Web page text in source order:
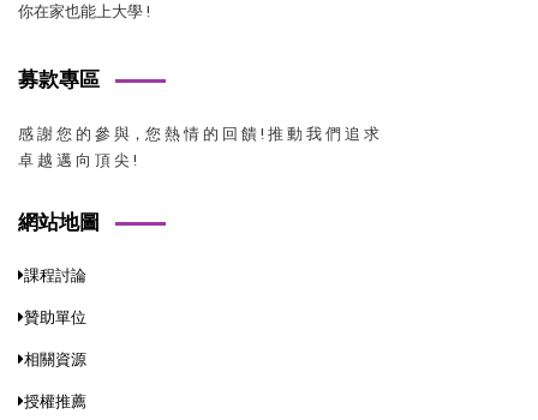
你在家也能上大學 !
募款專區
感 謝 您 的 參 與，您 熱 情 的 回 饋 ! 推 動 我 們 追 求
卓 越 邁 向 頂 尖 !
網站地圖
課程討論
贊助單位
相關資源
授權推薦